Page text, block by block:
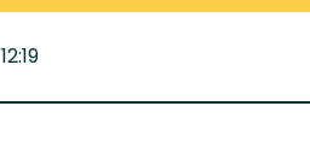
12:19